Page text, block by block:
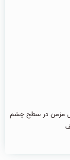
مزمن در سطح چشم